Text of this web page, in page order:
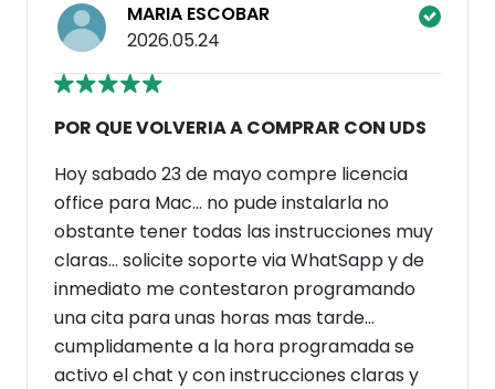
MARIA ESCOBAR
2026.05.24
POR QUE VOLVERIA A COMPRAR CON UDS
Hoy sabado 23 de mayo compre licencia
office para Mac... no pude instalarla no
obstante tener todas las instrucciones muy
claras... solicite soporte via WhatSapp y de
inmediato me contestaron programando
una cita para unas horas mas tarde...
cumplidamente a la hora programada se
activo el chat y con instrucciones claras y